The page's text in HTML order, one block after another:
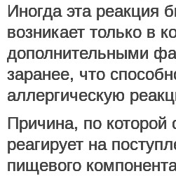
Иногда эта реакция
возникает только в
дополнительными
заранее, что
аллергическую
Причина, по которой
реагирует на
пищевого